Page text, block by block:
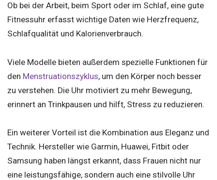
Ob bei der Arbeit, beim Sport oder im Schlaf, eine gute
Fitnessuhr erfasst wichtige Daten wie Herzfrequenz,
Schlafqualität und Kalorienverbrauch.
Viele Modelle bieten außerdem spezielle Funktionen für
den Menstruationszyklus, um den Körper noch besser
zu verstehen. Die Uhr motiviert zu mehr Bewegung,
erinnert an Trinkpausen und hilft, Stress zu reduzieren.
Ein weiterer Vorteil ist die Kombination aus Eleganz und
Technik. Hersteller wie Garmin, Huawei, Fitbit oder
Samsung haben längst erkannt, dass Frauen nicht nur
eine leistungsfähige, sondern auch eine stilvolle Uhr